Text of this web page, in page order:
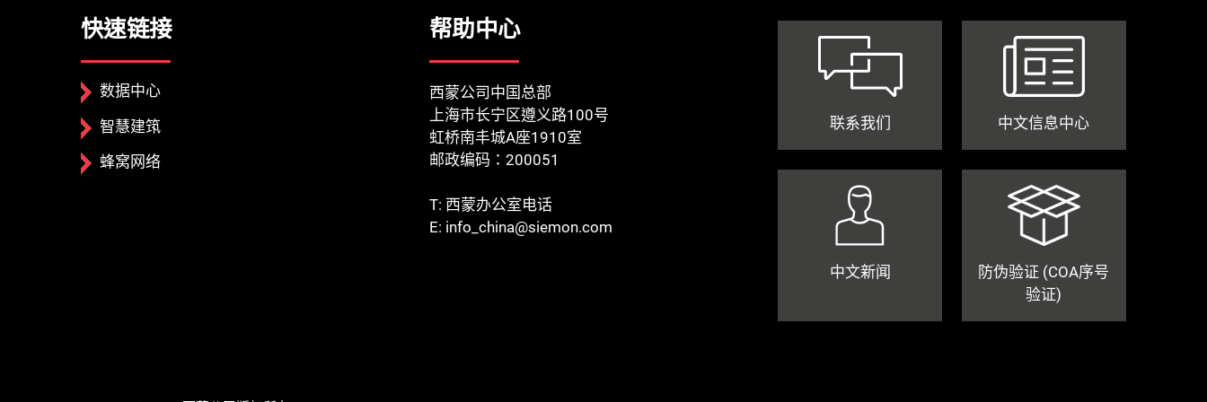
快速链接
数据中心
智慧建筑
蜂窝网络
帮助中心
西蒙公司中国总部
上海市长宁区遵义路100号
虹桥南丰城A座1910室
邮政编码：200051
T: 西蒙办公室电话
E: info_china@siemon.com
联系我们 中文信息中心
中文新闻
防伪验证 (COA序号
验证)